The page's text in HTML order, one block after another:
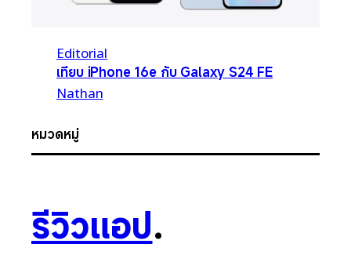
Editorial
เทียบ iPhone 16e กับ Galaxy S24 FE
Nathan
หมวดหมู่
รีวิวแอป.